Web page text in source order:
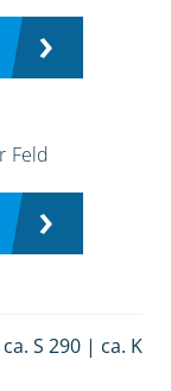
Feld
ca. S 290 | ca. K